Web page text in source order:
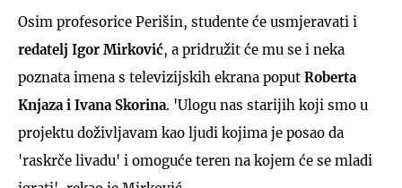
Osim profesorice Perišin, studente će usmjeravati i
redatelj Igor Mirković, a pridružit će mu se i neka
poznata imena s televizijskih ekrana poput Roberta
Knjaza i Ivana Skorina. 'Ulogu nas starijih koji smo u
projektu doživljavam kao ljudi kojima je posao da
'raskrče livadu' i omoguće teren na kojem će se mladi